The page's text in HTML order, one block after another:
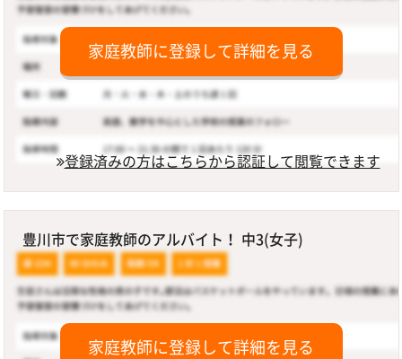
家庭教師に登録して詳細を見る
登録済みの方はこちらから認証して閲覧できます
豊川市で家庭教師のアルバイト！ 中3(女子)
家庭教師に登録して詳細を見る